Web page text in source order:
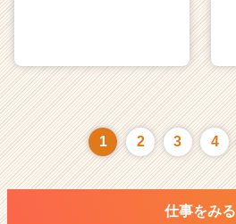
1 2 3 4
仕事をみる